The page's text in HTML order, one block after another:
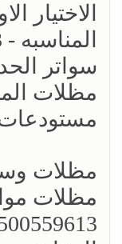
الاختيار
سواتر
مظلات
مظلات
مظلات